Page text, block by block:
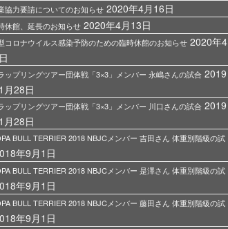
協力要請についてのお知らせ 2020年4月16日
休館、延長のお知らせ 2020年4月13日
コロナウイルス感染予防のための臨時休館のお知らせ 2020年4
ップリングツアー団体戦「3×3」メンバー 永嶋さんの試合 2019
月28日
ップリングツアー団体戦「3×3」メンバー 川口さんの試合 2019
月28日
BULL TERRIER 2018 NBJCメンバー 吉田さん 体重別階級の試
年9月1日
BULL TERRIER 2018 NBJCメンバー 是澤さん 体重別階級の試
年9月1日
BULL TERRIER 2018 NBJCメンバー 藤田さん 体重別階級の試
年9月1日